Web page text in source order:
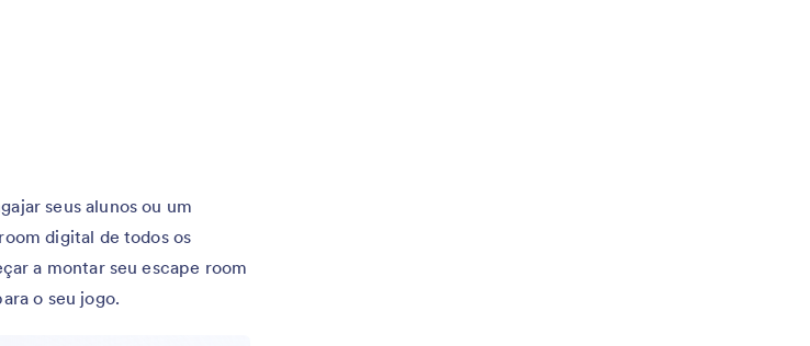
seus alunos ou um
digital de todos os
a montar seu escape room
o seu jogo.